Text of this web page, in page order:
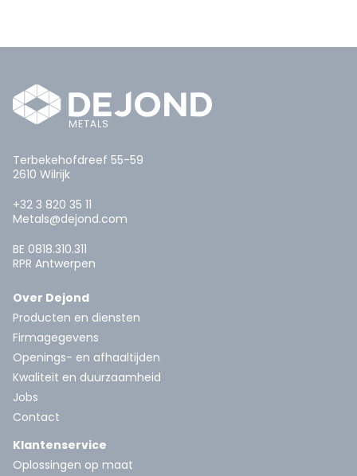
Terbekehofdreef 55-59
2610 Wilrijk
+32 3 820 35 11
Metals@dejond.com
BE 0818.310.311
RPR Antwerpen
Over Dejond
Producten en diensten
Firmagegevens
Openings- en afhaaltijden
Kwaliteit en duurzaamheid
Jobs
Contact
Klantenservice
Oplossingen op maat